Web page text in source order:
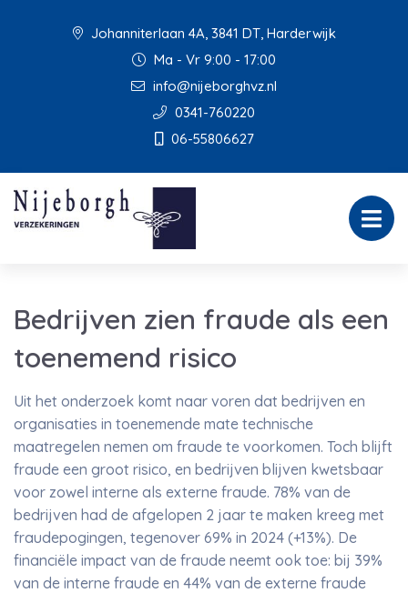
Johanniterlaan 4A, 3841 DT, Harderwijk
Ma - Vr 9:00 - 17:00
info@nijeborghvz.nl
0341-760220
06-55806627
Bedrijven zien fraude als een
toenemend risico
Uit het onderzoek komt naar voren dat bedrijven en
organisaties in toenemende mate technische
maatregelen nemen om fraude te voorkomen. Toch blijft
fraude een groot risico, en bedrijven blijven kwetsbaar
voor zowel interne als externe fraude. 78% van de
bedrijven had de afgelopen 2 jaar te maken kreeg met
fraudepogingen, tegenover 69% in 2024 (+13%). De
financiële impact van de fraude neemt ook toe: bij 39%
van de interne fraude en 44% van de externe fraude